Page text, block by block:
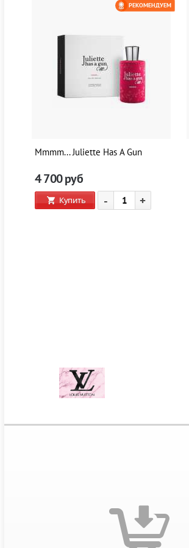
Mmmm... Juliette Has A Gun
4 700руб
Купить - +
РЕКОМЕНДУЕМ